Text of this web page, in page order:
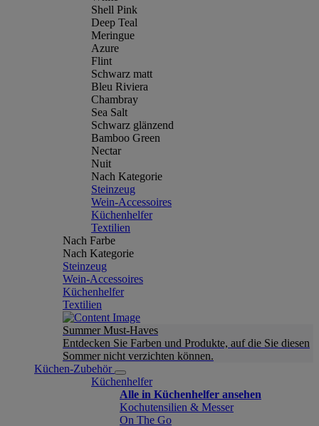
Shell Pink
Deep Teal
Meringue
Azure
Flint
Schwarz matt
Bleu Riviera
Chambray
Sea Salt
Schwarz glänzend
Bamboo Green
Nectar
Nuit
Nach Kategorie
Steinzeug
Wein-Accessoires
Küchenhelfer
Textilien
Nach Farbe
Nach Kategorie
Steinzeug
Wein-Accessoires
Küchenhelfer
Textilien
Summer Must-Haves
Entdecken Sie Farben und Produkte, auf die Sie diesen
Sommer nicht verzichten können.
Küchen-Zubehör
Küchenhelfer
Alle in Küchenhelfer ansehen
Kochutensilien & Messer
On The Go